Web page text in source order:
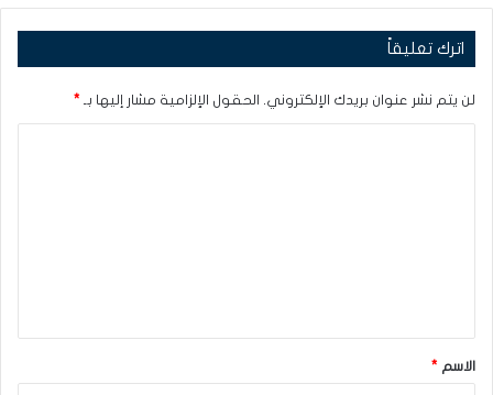
اترك تعليقاً
لن يتم نشر عنوان بريدك الإلكتروني. الحقول الإلزامية مشار إليها بـ *
ق
*الاسم *